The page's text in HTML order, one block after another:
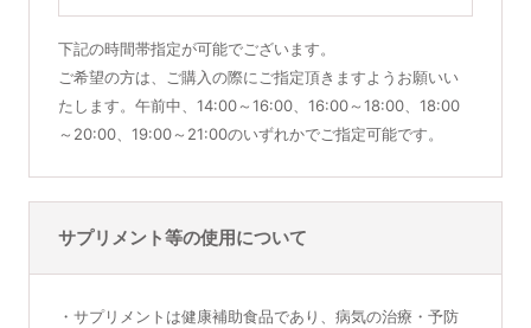
下記の時間帯指定が可能でございます。
ご希望の方は、ご購入の際にご指定頂きますようお願いい
たします。午前中、14:00～16:00、16:00～18:00、18:00
～20:00、19:00～21:00のいずれかでご指定可能です。
サプリメント等の使用について
・サプリメントは健康補助食品であり、病気の治療・予防